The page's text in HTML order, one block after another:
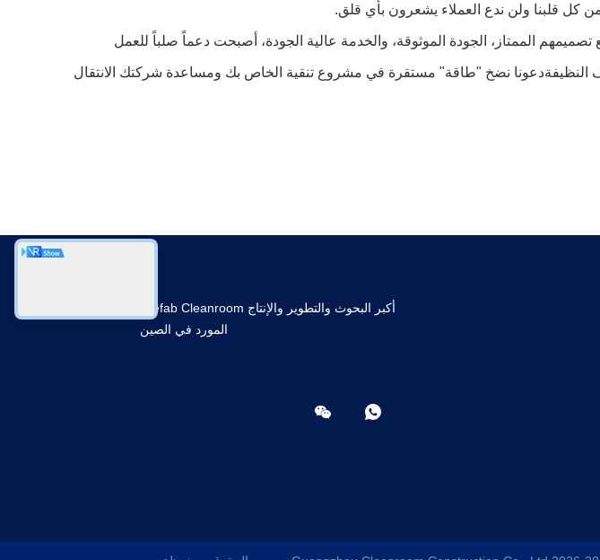
من كل قلبنا ولن ندع العملاء يشعرون بأي قلق.
أكبر البحوث والتطوير والإنتاج Prefab Cleanroom
المورد في الصين